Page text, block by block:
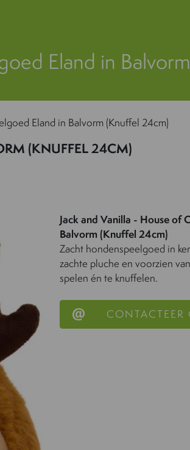
Eland in
Eland in Balvorm (Knuffel 24cm)
(KNUFFEL 24CM)
Jack and Vanilla - House of
Balvorm (Knuffel 24cm)
Zacht hondenspeelgoed in
zachte pluche en voorzien
spelen én te knuffelen.
CONTACTEER